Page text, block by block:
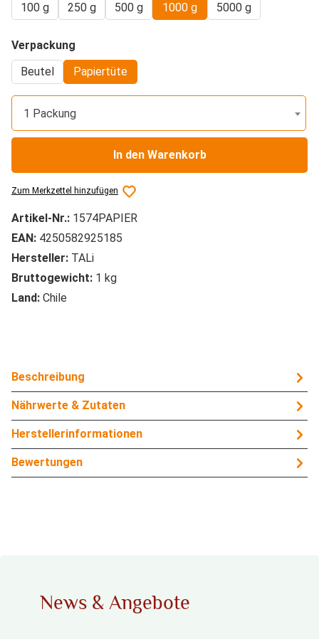
100 g
250 g 500 g 1000 g 5000 g
Verpackung
Beutel
Papiertüte
1 Packung
In den Warenkorb
Zum Merkzettel hinzufügen
Artikel-Nr.: 1574PAPIER
EAN: 4250582925185
Hersteller: TALi
Bruttogewicht: 1 kg
Land: Chile
Beschreibung
Nährwerte & Zutaten
Herstellerinformationen
Bewertungen
News & Angebote